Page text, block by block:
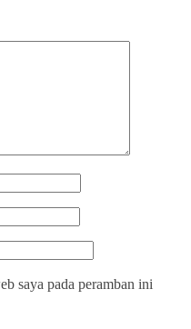
saya pada peramban ini